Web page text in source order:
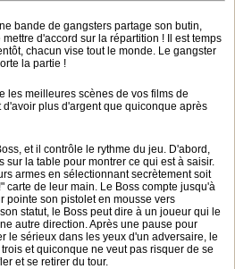
bande de gangsters partage son butin,
d'accord sur la répartition ! Il est temps
chacun vise tout le monde. Le gangster
la partie !
les meilleures scènes de vos films de
plus d'argent que quiconque après
et il contrôle le rythme du jeu. D'abord,
sur la table pour montrer ce qui est à saisir.
armes en sélectionnant secrètement soit
carte de leur main. Le Boss compte jusqu'à
pointe son pistolet en mousse vers
statut, le Boss peut dire à un joueur qui le
autre direction. Après une pause pour
le sérieux dans les yeux d'un adversaire, le
et quiconque ne veut pas risquer de se
et se retirer du tour.